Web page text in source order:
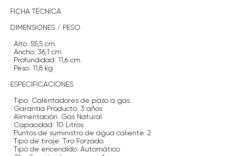
FICHA TÉCNICA
DIMENSIONES / PESO
· Alto: 55,5 cm.
· Ancho: 36,1 cm.
· Profundidad: 11,6 cm.
· Peso: 11,8 kg.
ESPECIFICACIONES
· Tipo: Calentadores de paso a gas.
· Garantía Producto: 3 años
· Alimentación: Gas Natural.
· Capacidad: 10 Litros.
· Puntos de suministro de agua caliente: 2
· Tipo de tiraje: Tiro Forzado.
· Tipo de encendido: Automático.